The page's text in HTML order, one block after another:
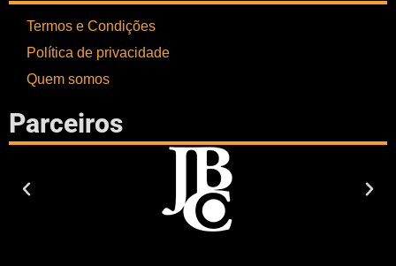
Termos e Condições
Política de privacidade
Quem somos
Parceiros